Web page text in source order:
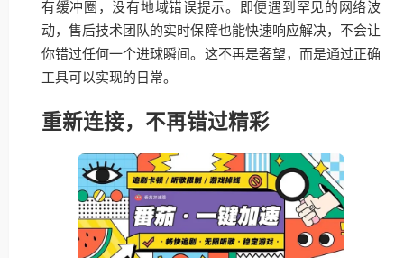
有缓冲圈，没有地域错误提示。即便遇到罕见的网络波
动，售后技术团队的实时保障也能快速响应解决，不会让
你错过任何一个进球瞬间。这不再是奢望，而是通过正确
工具可以实现的日常。
重新连接，不再错过精彩